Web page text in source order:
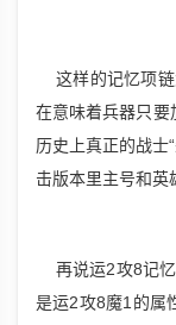
这样的记忆项链
在意味着兵器只要
历史上真正的战士
击版本里主号和英
再说运2攻8记忆
是运2攻8魔1的属